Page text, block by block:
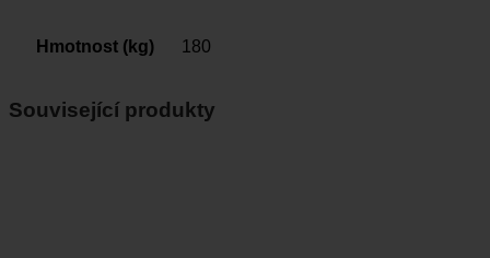
Hmotnost (kg) 180
Související produkty